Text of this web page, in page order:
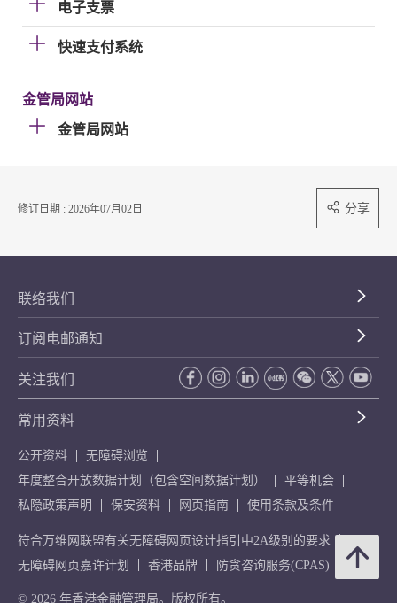
电子支票
快速支付系统
金管局网站
金管局网站
修订日期 : 2026年07月02日 分享
联络我们
订阅电邮通知
关注我们
常用资料
公开资料
无障碍浏览
年度整合开放数据计划（包含空间数据计划）
平等机会
私隐政策声明
保安资料 网页指南 使用条款及条件
符合万维网联盟有关无障碍网页设计指引中2A级别的要求
无障碍网页嘉许计划
香港品牌 防贪咨询服务(CPAS)
© 2026 年香港金融管理局。版权所有。